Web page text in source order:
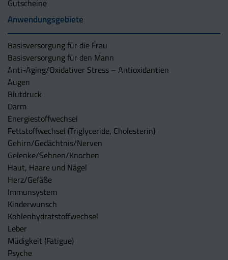
Gutscheine
Anwendungsgebiete
Basisversorgung für die Frau
Basisversorgung für den Mann
Anti-Aging/Oxidativer Stress – Antioxidantien
Augen
Blutdruck
Darm
Energiestoffwechsel
Fettstoffwechsel (Triglyceride, Cholesterin)
Gehirn/Gedächtnis/Nerven
Gelenke/Sehnen/Knochen
Haut, Haare und Nägel
Herz/Gefäße
Immunsystem
Kinderwunsch
Kohlenhydratstoffwechsel
Leber
Müdigkeit (Fatigue)
Psyche